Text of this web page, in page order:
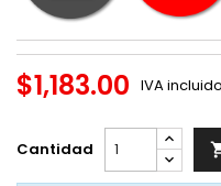
$1,183.00 IVA incluido
Cantidad